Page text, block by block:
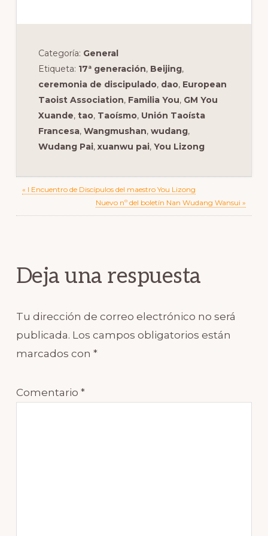
Categoría: General
Etiqueta: 17ª generación, Beijing,
ceremonia de discipulado, dao, European
Taoist Association, Familia You, GM You
Xuande, tao, Taoísmo, Unión Taoísta
Francesa, Wangmushan, wudang,
Wudang Pai, xuanwu pai, You Lizong
Previous
« I Encuentro de Discípulos del maestro You Lizong
Next
Post:
Nuevo nº del boletín Nan Wudang Wansui »
Deja una respuesta
Tu dirección de correo electrónico no será
publicada. Los campos obligatorios están
marcados con *
Comentario *